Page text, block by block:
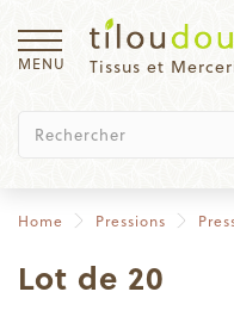
Tissus et
MENU
Home Pressions
Lot de 20